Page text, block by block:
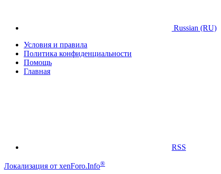
Russian (RU)
Условия и правила
Политика конфиденциальности
Помощь
Главная
RSS
Локализация от xenForo.Info®